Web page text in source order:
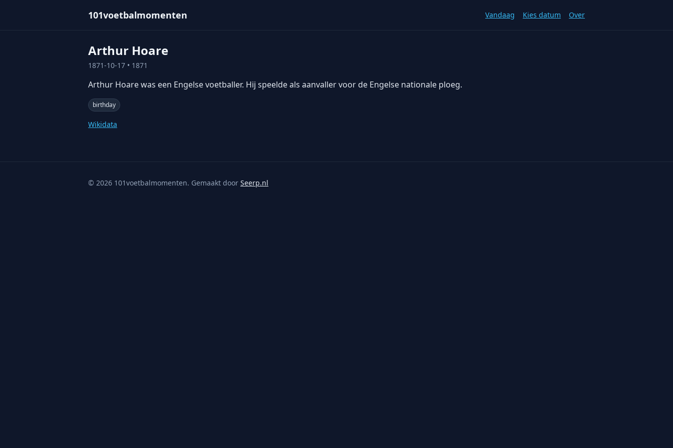
101voetbalmomenten Vandaag Kies datum Over
Arthur Hoare
1871-10-17 • 1871
Arthur Hoare was een Engelse voetballer. Hij speelde als aanvaller voor de Engelse nationale ploeg.
birthday
Wikidata
© 2026 101voetbalmomenten. Gemaakt door Seerp.nl